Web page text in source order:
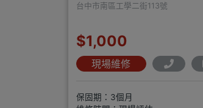
台中市南區工學二街113號
$1,000
現場維修
保固期：3個月